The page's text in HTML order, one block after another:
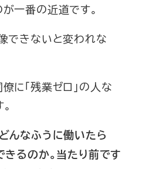
一番の近道です。
できないと変われな
に「残業ゼロ」の人な
んなふうに働いたら
きるのか。当たり前です